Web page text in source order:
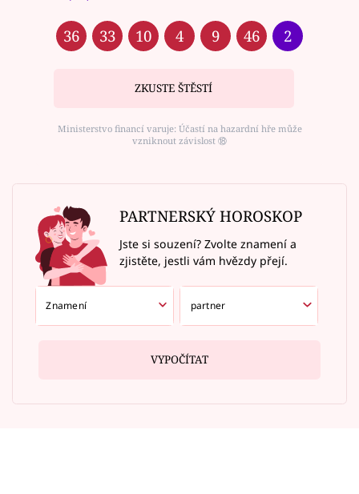
36 33 10 4 9 46 2
ZKUSTE ŠTĚSTÍ
Ministerstvo financí varuje: Účastí na hazardní hře může
vzniknout závislost ⑱
PARTNERSKÝ HOROSKOP
Jste si souzení? Zvolte znamení a
zjistěte, jestli vám hvězdy přejí.
VYPOČÍTAT